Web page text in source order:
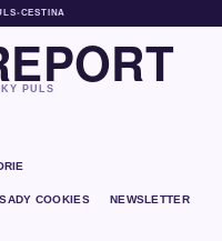
•CESTINA
PULS
COOKIES NEWSLETTER